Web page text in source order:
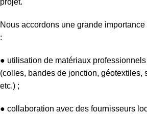
projet.
Nous accordons une grande
:
● utilisation de matériaux
(colles, bandes de jonction, géotextiles,
etc.) ;
● collaboration avec des fournisseurs